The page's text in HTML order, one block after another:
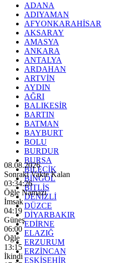
ADANA
ADIYAMAN
AFYONKARAHİSAR
AKSARAY
AMASYA
ANKARA
ANTALYA
ARDAHAN
ARTVİN
AYDIN
AĞRI
BALIKESİR
BARTIN
BATMAN
BAYBURT
BOLU
BURDUR
BURSA
BİLECİK
BİNGÖL
BİTLİS
DENİZLİ
DÜZCE
DİYARBAKIR
EDİRNE
ELAZIĞ
ERZURUM
ERZİNCAN
ESKİŞEHİR
08.08.2026
Sonraki Vakte Kalan
03:34:25
Öğle Namazı
İmsak
04:19
Güneş
06:00
Öğle
13:15
İkindi